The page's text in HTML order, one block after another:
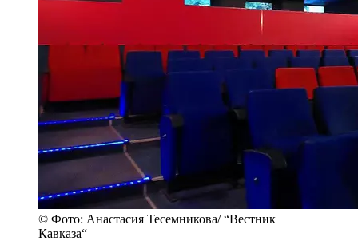
© Фото: Анастасия Тесемникова/ “Вестник
Кавказа“